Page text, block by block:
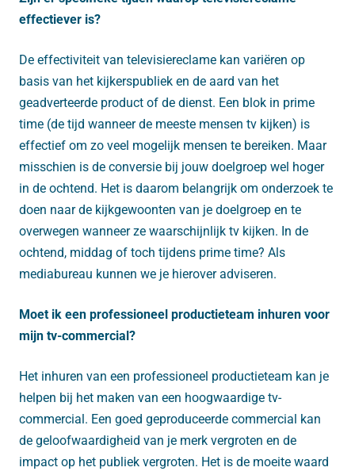
effectiever is?
De effectiviteit van televisiereclame kan variëren op
basis van het kijkerspubliek en de aard van het
geadverteerde product of de dienst. Een blok in prime
time (de tijd wanneer de meeste mensen tv kijken) is
effectief om zo veel mogelijk mensen te bereiken. Maar
misschien is de conversie bij jouw doelgroep wel hoger
in de ochtend. Het is daarom belangrijk om onderzoek te
doen naar de kijkgewoonten van je doelgroep en te
overwegen wanneer ze waarschijnlijk tv kijken. In de
ochtend, middag of toch tijdens prime time? Als
mediabureau kunnen we je hierover adviseren.
Moet ik een professioneel productieteam inhuren voor
mijn tv-commercial?
Het inhuren van een professioneel productieteam kan je
helpen bij het maken van een hoogwaardige tv-
commercial. Een goed geproduceerde commercial kan
de geloofwaardigheid van je merk vergroten en de
impact op het publiek vergroten. Het is de moeite waard